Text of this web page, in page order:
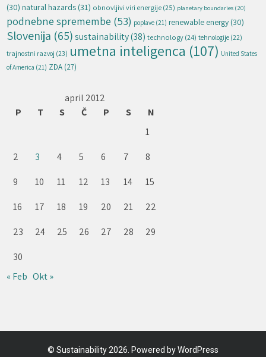
(30) natural hazards (31) obnovljivi viri energije(25) planetary boundaries (20)
podnebne spremembe (53) poplave (21) renewable energy (30)
Slovenija (65) sustainability(38) technology(24) tehnologije (22)
trajnostni razvoj (23) umetna inteligenca (107) United States
of America (21) ZDA (27)
april 2012
P
T S Č P S
N
1
2
3 4 5 6 7
8
9
10 11 12 13 14
15
16
17 18 19 20 21
22
23
24 25 26 27 28
29
30
« Feb Okt »
© Sustainability 2026. Powered by WordPress